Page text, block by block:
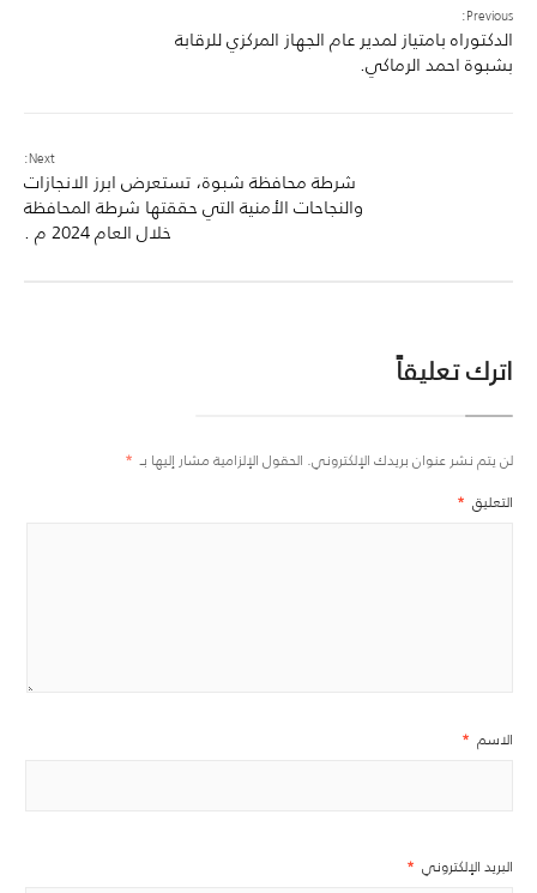
Previous:
الدكتوراه بامتياز لمدير عام الجهاز المركزي للرقابة
بشبوة احمد الرماكي.
Next:
شرطة محافظة شبوة، تستعرض ابرز الانجازات
والنجاحات الأمنية التي حققتها شرطة المحافظة
خلال العام 2024 م .
اترك تعليقاً
لن يتم نشر عنوان بريدك الإلكتروني. الحقول الإلزامية مشار إليها بـ *
التعليق *
الاسم *
البريد الإلكتروني *